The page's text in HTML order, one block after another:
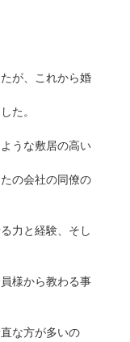
が、これから婚
た。
うな敷居の高い
の会社の同僚の
力と経験、そし
様から教わる事
な方が多いの